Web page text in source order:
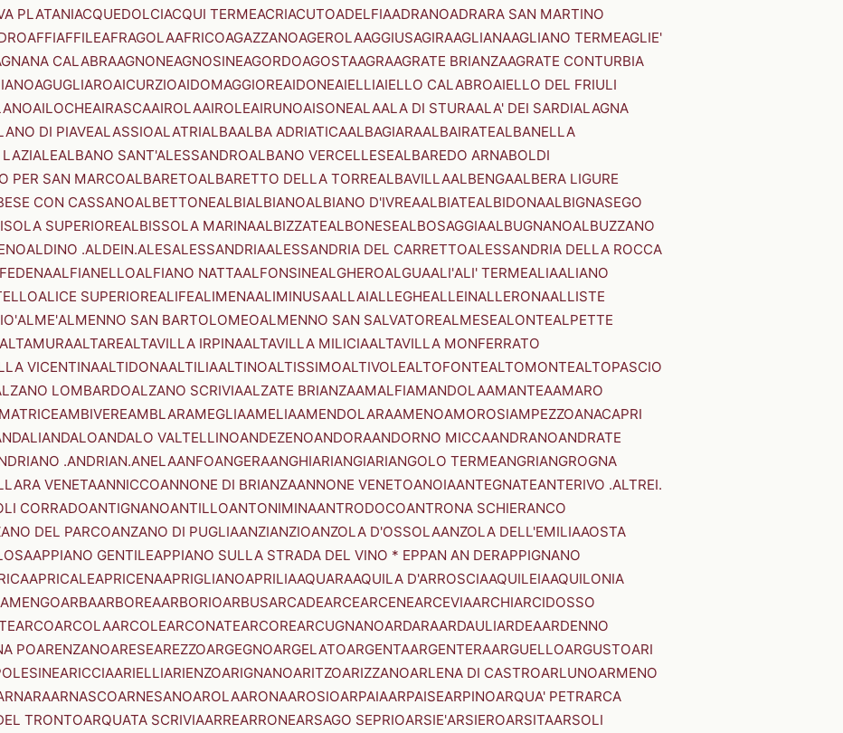
PLATANIACQUEDOLCIACQUI TERMEACRIACUTOADELFIAADRANOADRARA SAN MARTINO
AFFIAFFILEAFRAGOLAAFRICOAGAZZANOAGEROLAAGGIUSAGIRAAGLIANAAGLIANO TERMEAGLIE'
CALABRAAGNONEAGNOSINEAGORDOAGOSTAAGRAAGRATE BRIANZAAGRATE CONTURBIA
AGUGLIAROAICURZIOAIDOMAGGIOREAIDONEAIELLIAIELLO CALABROAIELLO DEL FRIULI
AILOCHEAIRASCAAIROLAAIROLEAIRUNOAISONEALAALA DI STURAALA' DEI SARDIALAGNA
DI PIAVEALASSIOALATRIALBAALBA ADRIATICAALBAGIARAALBAIRATEALBANELLA
ALBANO SANT'ALESSANDROALBANO VERCELLESEALBAREDO ARNABOLDI
PER SAN MARCOALBARETOALBARETTO DELLA TORREALBAVILLAALBENGAALBERA LIGURE
CON CASSANOALBETTONEALBIALBIANOALBIANO D'IVREAALBIATEALBIDONAALBIGNASEGO
SUPERIOREALBISSOLA MARINAALBIZZATEALBONESEALBOSAGGIAALBUGNANOALBUZZANO
ALDINO .ALDEIN.ALESALESSANDRIAALESSANDRIA DEL CARRETTOALESSANDRIA DELLA ROCCA
ALFIANELLOALFIANO NATTAALFONSINEALGHEROALGUAALI'ALI' TERMEALIAALIANO
ALICE SUPERIOREALIFEALIMENAALIMINUSAALLAIALLEGHEALLEINALLERONAALLISTE
ALME'ALMENNO SAN BARTOLOMEOALMENNO SAN SALVATOREALMESEALONTEALPETTE
ALTAMURAALTAREALTAVILLA IRPINAALTAVILLA MILICIAALTAVILLA MONFERRATO
VICENTINAALTIDONAALTILIAALTINOALTISSIMOALTIVOLEALTOFONTEALTOMONTEALTOPASCIO
LOMBARDOALZANO SCRIVIAALZATE BRIANZAAMALFIAMANDOLAAMANTEAAMARO
AMBIVEREAMBLARAMEGLIAAMELIAAMENDOLARAAMENOAMOROSIAMPEZZOANACAPRI
ANDALOANDALO VALTELLINOANDEZENOANDORAANDORNO MICCAANDRANOANDRATE
.ANDRIAN.ANELAANFOANGERAANGHIARIANGIARIANGOLO TERMEANGRIANGROGNA
VENETAANNICCOANNONE DI BRIANZAANNONE VENETOANOIAANTEGNATEANTERIVO .ALTREI.
CORRADOANTIGNANOANTILLOANTONIMINAANTRODOCOANTRONA SCHIERANCO
DEL PARCOANZANO DI PUGLIAANZIANZIOANZOLA D'OSSOLAANZOLA DELL'EMILIAAOSTA
APPIANO GENTILEAPPIANO SULLA STRADA DEL VINO * EPPAN AN DERAPPIGNANO
APRICALEAPRICENAAPRIGLIANOAPRILIAAQUARAAQUILA D'ARROSCIAAQUILEIAAQUILONIA
ARBAARBOREAARBORIOARBUSARCADEARCEARCENEARCEVIAARCHIARCIDOSSO
ARCOARCOLAARCOLEARCONATEARCOREARCUGNANOARDARAARDAULIARDEAARDENNO
POARENZANOARESEAREZZOARGEGNOARGELATOARGENTAARGENTERAARGUELLOARGUSTOARI
ARICCIAARIELLIARIENZOARIGNANOARITZOARIZZANOARLENA DI CASTROARLUNOARMENO
ARNASCOARNESANOAROLAARONAAROSIOARPAIAARPAISEARPINOARQUA' PETRARCA
TRONTOARQUATA SCRIVIAARREARRONEARSAGO SEPRIOARSIE'ARSIEROARSITAARSOLI